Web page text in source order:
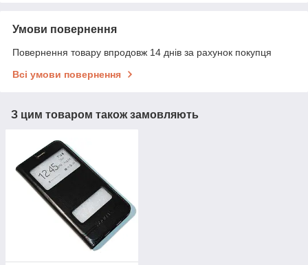
Умови повернення
Повернення товару впродовж 14 днів за рахунок покупця
Всі умови повернення
З цим товаром також замовляють